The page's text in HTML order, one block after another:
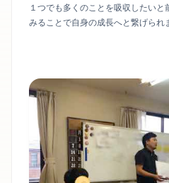
１つでも多くのことを吸収したい
みることで自身の成長へと繋げられ